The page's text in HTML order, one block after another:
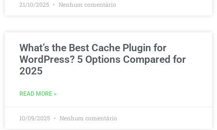
21/10/2025 Nenhum comentário
What’s the Best Cache Plugin for
WordPress? 5 Options Compared for
2025
READ MORE »
10/09/2025 Nenhum comentário